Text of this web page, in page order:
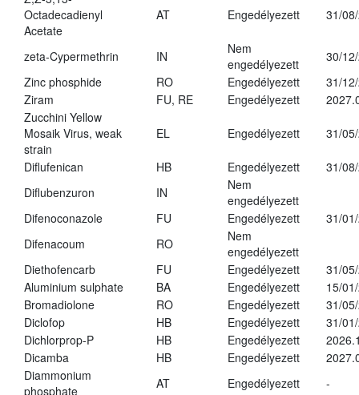
Octadecadienyl
Acetate
AT Engedélyezett 31/
zeta-Cypermethrin IN
Nem
engedélyezett
30/
Zinc phosphide
RO Engedélyezett
31/
Ziram
FU, RE Engedélyezett
Zucchini Yellow
Mosaik Virus, weak
strain
EL Engedélyezett 31/
Diflufenican HB Engedélyezett
31/
Diflubenzuron
IN
Nem
engedélyezett
Difenoconazole
FU Engedélyezett
31/
Difenacoum
RO
Nem
engedélyezett
Diethofencarb
FU Engedélyezett
31/
Aluminium sulphate
BA Engedélyezett
15/
Bromadiolone
RO Engedélyezett
31/
Diclofop
HB Engedélyezett
31/
Dichlorprop-P
HB Engedélyezett
Dicamba
HB Engedélyezett
Diammonium
phosphate
AT Engedélyezett -